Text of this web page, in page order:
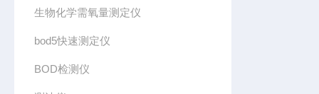
生物化学需氧量测定仪
bod5快速测定仪
BOD检测仪